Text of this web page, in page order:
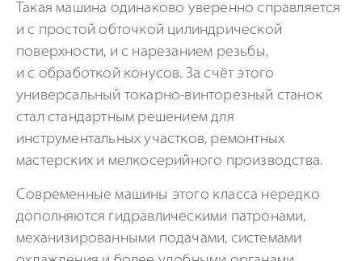
Такая машина одинаково уверенно справляется
и с простой обточкой цилиндрической
поверхности, и с нарезанием резьбы,
и с обработкой конусов. За счёт этого
универсальный токарно-винторезный станок
стал стандартным решением для
инструментальных участков, ремонтных
мастерских и мелкосерийного производства.
Современные машины этого класса нередко
дополняются гидравлическими патронами,
механизированными подачами, системами